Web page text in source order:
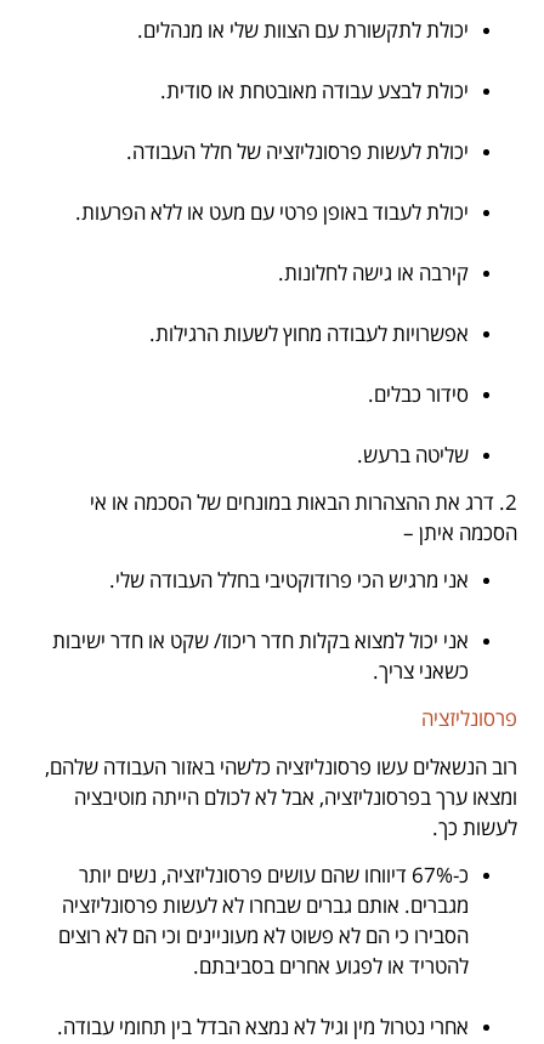
יכולת לתקשורת עם הצוות שלי או מנהלים.
יכולת לבצע עבודה מאובטחת או סודית.
יכולת לעשות פרסונליזציה של חלל העבודה.
יכולת לעבוד באופן פרטי עם מעט או ללא הפרעות.
קירבה או גישה לחלונות.
אפשרויות לעבודה מחוץ לשעות הרגילות.
סידור כבלים.
שליטה ברעש.
2. דרג את ההצהרות הבאות במונחים של הסכמה או אי
הסכמה איתן –
אני מרגיש הכי פרודוקטיבי בחלל העבודה שלי.
אני יכול למצוא בקלות חדר ריכוז/ שקט או חדר ישיבות
כשאני צריך.
פרסונליזציה
רוב הנשאלים עשו פרסונליזציה כלשהי באזור העבודה שלהם,
ומצאו ערך בפרסונליזציה, אבל לא לכולם הייתה מוטיבציה
לעשות כך.
כ-67% דיווחו שהם עושים פרסונליזציה, נשים יותר
מגברים. אותם גברים שבחרו לא לעשות פרסונליזציה
הסבירו כי הם לא פשוט לא מעוניינים וכי הם לא רוצים
להטריד או לפגוע אחרים בסביבתם.
אחרי נטרול מין וגיל לא נמצא הבדל בין תחומי עבודה.